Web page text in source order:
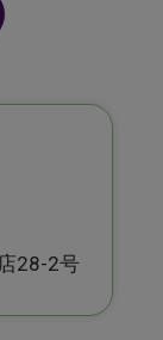
28-2号